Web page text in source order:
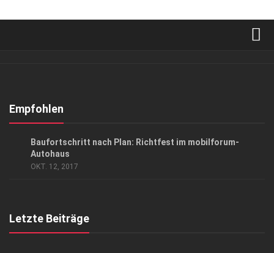
Kontakt, Impressum
Empfohlen
Baufortschritt nach Plan: Richtfest im mobilforum-
Autohaus
OKT. 12, 2017
Letzte Beiträge